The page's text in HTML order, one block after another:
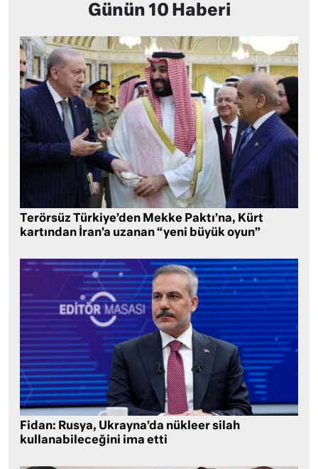
Günün 10 Haberi
Terörsüz Türkiye’den Mekke Paktı’na, Kürt
kartından İran’a uzanan “yeni büyük oyun”
Fidan: Rusya, Ukrayna’da nükleer silah
kullanabileceğini ima etti